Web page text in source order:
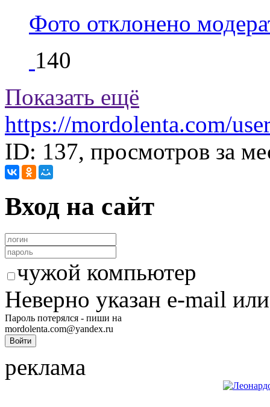
Фото отклонено
140
Показать ещё
https://mordolenta.com/
ID: 137, просмотров за
Вход на сайт
чужой компьютер
Неверно указан e-mail
Пароль потерялся - пиши на
mordolenta.com@yandex.ru
реклама